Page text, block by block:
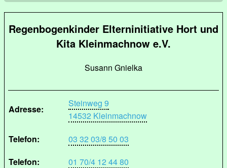
Regenbogenkinder Elterninitiative Hort und
Kita Kleinmachnow e.V.
Susann Gnielka
Adresse:
Steinweg 9
14532 Kleinmachnow
Telefon:
03 32 03/8 50 03
Telefon:
01 70/4 12 44 80